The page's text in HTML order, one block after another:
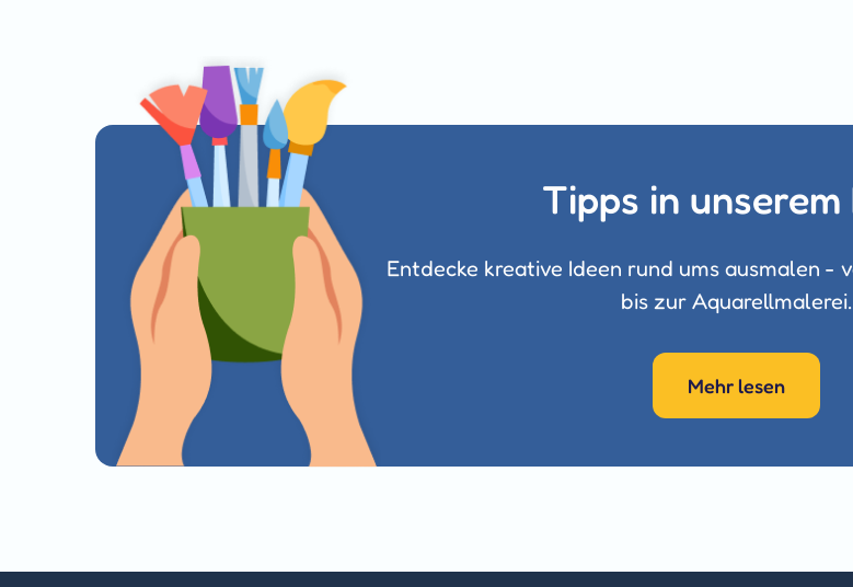
Tipps in unserem
Entdecke kreative Ideen rund ums ausmalen -
bis zur Aquarellmalerei.
Mehr lesen